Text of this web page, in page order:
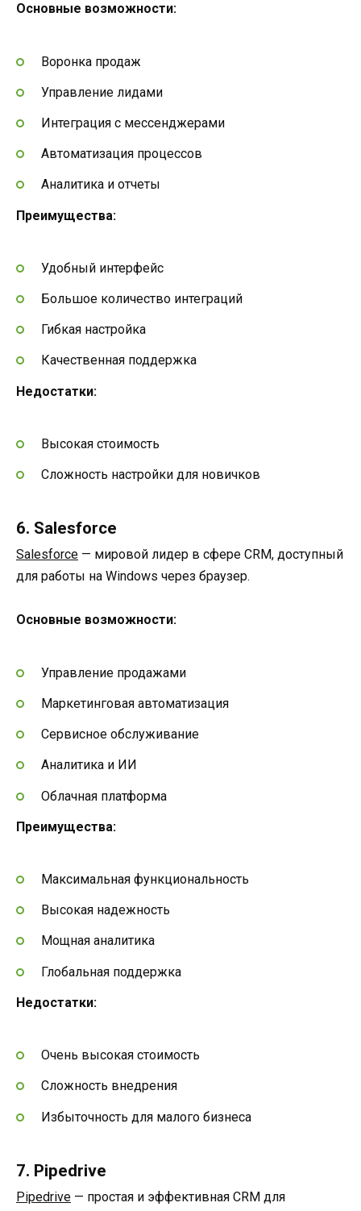
Основные возможности:
Воронка продаж
Управление лидами
Интеграция с мессенджерами
Автоматизация процессов
Аналитика и отчеты
Преимущества:
Удобный интерфейс
Большое количество интеграций
Гибкая настройка
Качественная поддержка
Недостатки:
Высокая стоимость
Сложность настройки для новичков
6. Salesforce
Salesforce — мировой лидер в сфере CRM, доступный
для работы на Windows через браузер.
Основные возможности:
Управление продажами
Маркетинговая автоматизация
Сервисное обслуживание
Аналитика и ИИ
Облачная платформа
Преимущества:
Максимальная функциональность
Высокая надежность
Мощная аналитика
Глобальная поддержка
Недостатки:
Очень высокая стоимость
Сложность внедрения
Избыточность для малого бизнеса
7. Pipedrive
Pipedrive — простая и эффективная CRM для